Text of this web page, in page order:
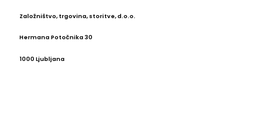
Založništvo, trgovina, storitve, d.o.o.
Hermana Potočnika 30
1000 Ljubljana